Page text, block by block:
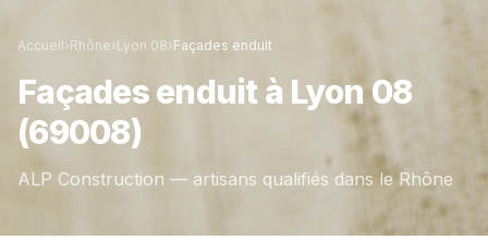
Accueil›Rhône›Lyon 08›Façades enduit
Façades enduit à Lyon 08
(69008)
ALP Construction — artisans qualifiés dans le Rhône